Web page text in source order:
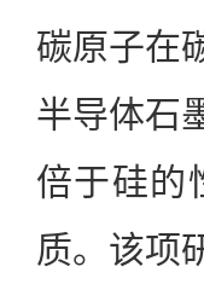
碳原子在
半导体石
倍于硅的
质。该项